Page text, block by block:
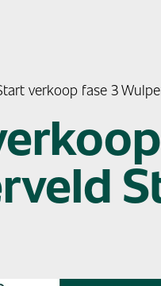
Start verkoop fase 3